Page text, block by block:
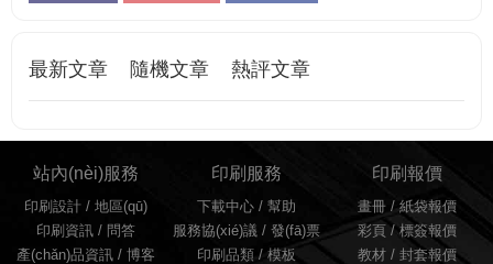
最新文章 隨機文章 熱評文章
站內(nèi)服務
印刷設計/ 地區(qū)
印刷資訊/ 問答
產(chǎn)品資訊/ 博客
印刷服務
下載中心 / 幫助
服務協(xié)議/ 發(fā)票
印刷品類 / 模板
印刷報價
畫冊/紙袋報價
彩頁 /標簽報價
教材/ 封套報價